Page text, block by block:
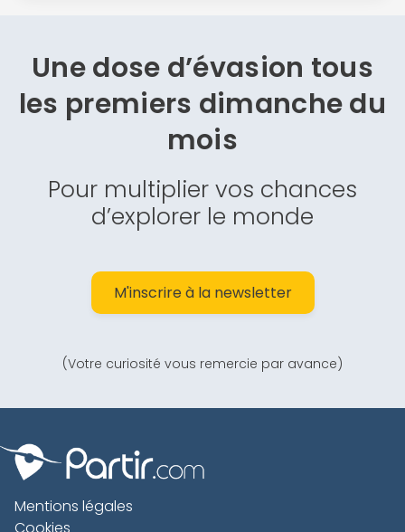
Une dose d’évasion tous
les premiers dimanche du
mois
Pour multiplier vos chances
d’explorer le monde
M'inscrire à la newsletter
(Votre curiosité vous remercie par avance)
Mentions légales
Cookies